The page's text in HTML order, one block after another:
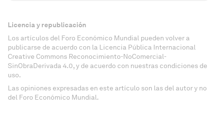
Licencia y republicación
Los artículos del Foro Económico Mundial pueden volver a
publicarse de acuerdo con la Licencia Pública Internacional
Creative Commons Reconocimiento-NoComercial-
SinObraDerivada 4.0, y de acuerdo con nuestras condiciones de
uso.
Las opiniones expresadas en este artículo son las del autor y no
del Foro Económico Mundial.